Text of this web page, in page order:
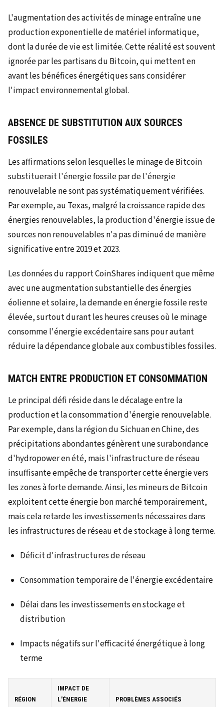
L'augmentation des activités de minage entraîne une
production exponentielle de matériel informatique,
dont la durée de vie est limitée. Cette réalité est souvent
ignorée par les partisans du Bitcoin, qui mettent en
avant les bénéfices énergétiques sans considérer
l'impact environnemental global.
ABSENCE DE SUBSTITUTION AUX SOURCES
FOSSILES
Les affirmations selon lesquelles le minage de Bitcoin
substituerait l'énergie fossile par de l'énergie
renouvelable ne sont pas systématiquement vérifiées.
Par exemple, au Texas, malgré la croissance rapide des
énergies renouvelables, la production d'énergie issue de
sources non renouvelables n'a pas diminué de manière
significative entre 2019 et 2023.
Les données du rapport CoinShares indiquent que même
avec une augmentation substantielle des énergies
éolienne et solaire, la demande en énergie fossile reste
élevée, surtout durant les heures creuses où le minage
consomme l'énergie excédentaire sans pour autant
réduire la dépendance globale aux combustibles fossiles.
MATCH ENTRE PRODUCTION ET CONSOMMATION
Le principal défi réside dans le décalage entre la
production et la consommation d'énergie renouvelable.
Par exemple, dans la région du Sichuan en Chine, des
précipitations abondantes génèrent une surabondance
d'hydropower en été, mais l'infrastructure de réseau
insuffisante empêche de transporter cette énergie vers
les zones à forte demande. Ainsi, les mineurs de Bitcoin
exploitent cette énergie bon marché temporairement,
mais cela retarde les investissements nécessaires dans
les infrastructures de réseau et de stockage à long terme.
Déficit d'infrastructures de réseau
Consommation temporaire de l'énergie excédentaire
Délai dans les investissements en stockage et
distribution
Impacts négatifs sur l'efficacité énergétique à long
terme
RÉGION
IMPACT DE
L'ÉNERGIE
PROBLÈMES ASSOCIÉS